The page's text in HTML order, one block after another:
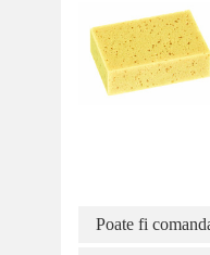
Poate fi